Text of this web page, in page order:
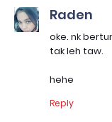
Raden
oke. nk
tak leh taw.
hehe
Reply